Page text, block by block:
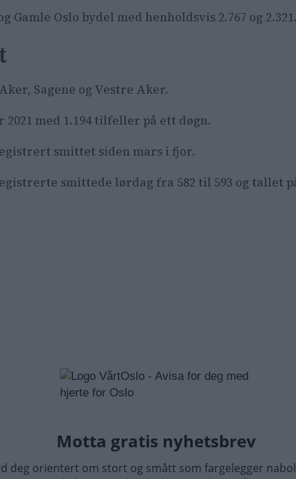
Oslo bydel med henholdsvis 2.767 og 2.321.
Sagene og Vestre Aker.
med 1.194 tilfeller på ett døgn.
smittet siden mars i fjor.
smittede lørdag fra 582 til 593 og tallet